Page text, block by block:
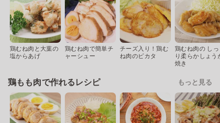
鶏むね肉と大葉の
塩からあげ
鶏むね肉で簡単チ
ャーシュー
チーズ入り！鶏む
ね肉のピカタ
鶏むね肉の し
り柔らかしょう
焼き
鶏もも肉で作れるレシピ もっと見る